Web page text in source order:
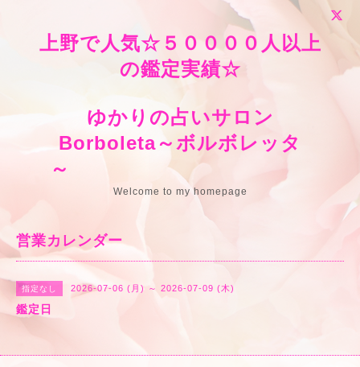
上野で人気☆５００００人以上
の鑑定実績☆
ゆかりの占いサロン
Borboleta～ボルボレッタ
～
Welcome to my homepage
営業カレンダー
指定なし 2026-07-06 (月) ～ 2026-07-09 (木)
鑑定日